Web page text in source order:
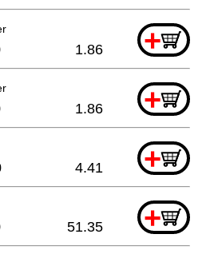
+
1.86
+
1.86
+
4.41
+
51.35